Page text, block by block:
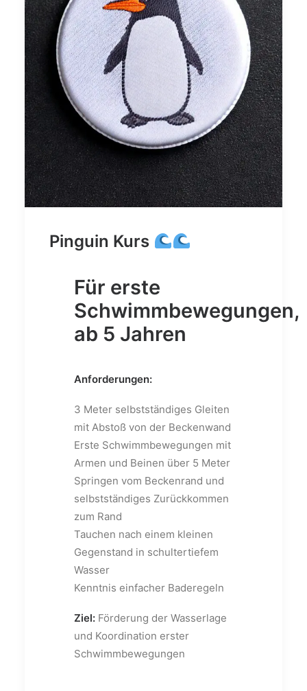
Pinguin Kurs
Für erste
Schwimmbewegungen,
ab 5 Jahren
Anforderungen:
3 Meter selbstständiges Gleiten
mit Abstoß von der Beckenwand
Erste Schwimmbewegungen mit
Armen und Beinen über 5 Meter
Springen vom Beckenrand und
selbstständiges Zurückkommen
zum Rand
Tauchen nach einem kleinen
Gegenstand in schultertiefem
Wasser
Kenntnis einfacher Baderegeln
Ziel: Förderung der Wasserlage
und Koordination erster
Schwimmbewegungen